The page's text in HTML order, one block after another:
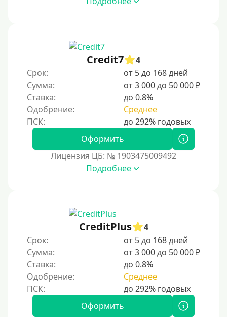
Credit7
4
Срок:
от 5 до 168 дней
Сумма:
от 3 000 до 50 000 ₽
Ставка:
до 0.8%
Одобрение:
Среднее
Оформить
Лицензия ЦБ: № 1903475009492
Подробнее
CreditPlus
4
Срок:
от 5 до 168 дней
Сумма:
от 3 000 до 50 000 ₽
Ставка:
до 0.8%
Одобрение:
Среднее
Оформить